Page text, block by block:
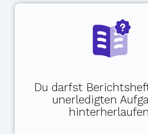
Du darfst
unerledigten
h